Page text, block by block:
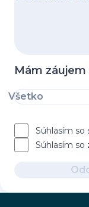
Mám
Všetko
Súhlasím so
Súhlasím so